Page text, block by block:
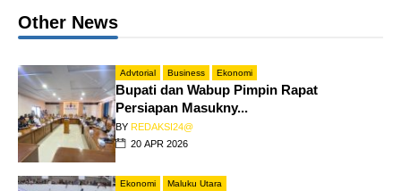
Other News
Advtorial Business Ekonomi
Bupati dan Wabup Pimpin Rapat
Persiapan Masukny...
BY REDAKSI24@
20 APR 2026
Ekonomi Maluku Utara